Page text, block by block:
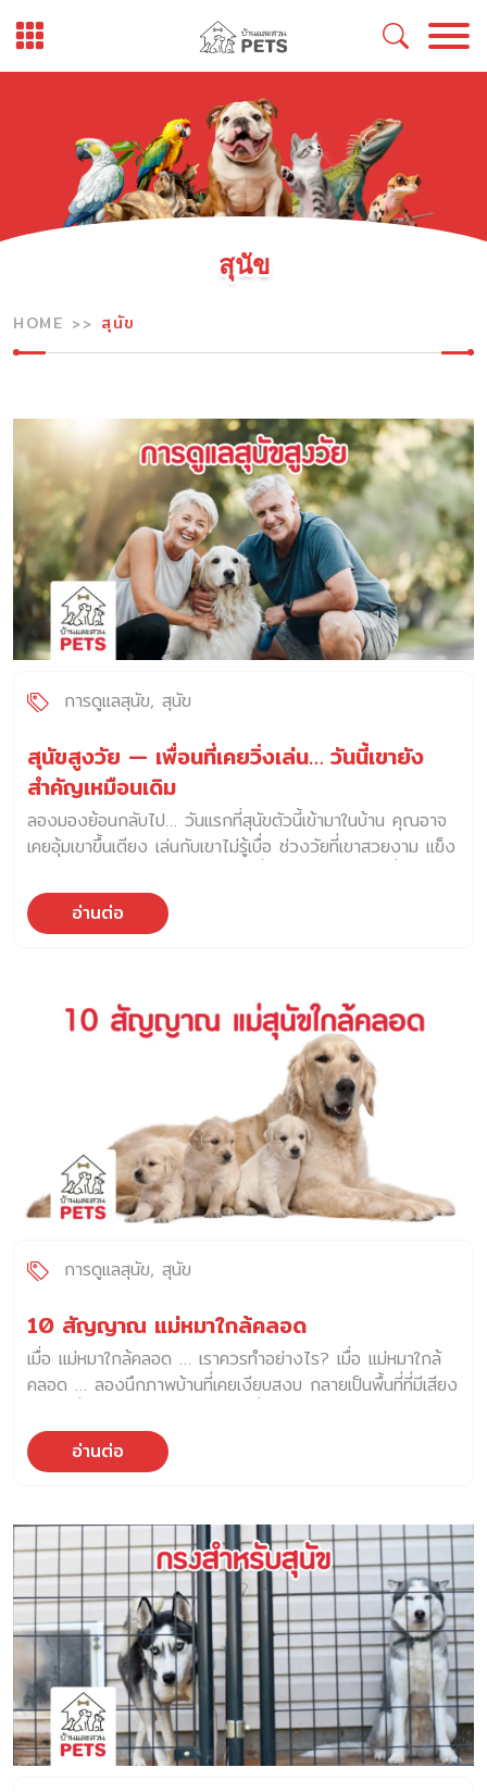
to
สุนัข
HOME สุนัข
การดูแลสุนัข สุนัข
สุนัขสูงวัย — เพื่อนที่เคยวิ่งเล่น… วันนี้เขายัง
สำคัญเหมือนเดิม
ลองมองย้อนกลับไป… วันแรกที่สุนัขตัวนี้เข้ามาในบ้าน คุณอาจ
เคยอุ้มเขาขึ้นเตียง เล่นกับเขาไม่รู้เบื่อ ช่วงวัยที่เขาสวยงาม แข็ง
ผ่านไป วันนั้นอาจเปลี่ยนไปสู่การเป็น สุนัขสูงวัย ซึ่งวันที่ขนเขา
หงอก หูเขาได้ยินไม่ชัด ตาเขามองเห็นลาง ๆ แต่หัวใจของเขา…
เศร้า และวันนี้…เขายังคงต้องการใครสักคนที่จะอยู่เคียงข้างเขา
อย่างเข้าใจ ให้กำลังใจเขาในวันที่ร่างกายอ่อนแรง ให้ความรัก
เหมือนที่เขาเคยรักเราเต็มหัวใจ ไม่ว่าร่างกายจะเปลี่ยนไปแค่ไหน
ความหมาย — “สุนัขสูงวัย” คืออะไร? สุนัขสูงวัย หรือที่เรียกว่า
Senior dog หมายถึงสุนัขที่ก้าวเข้าสู่วัยชราแล้ว อายุจริงที่จะ
เรียกว่าแก่ ขึ้นอยู่กับพันธุ์ ขนาดตัว และสุขภาพโดยรวม พูดง่าย
ๆ คือ เมื่อร่างกายเริ่มเสื่อมตามวัย อวัยวะภายในทำงานช้าลง
การเผาผลาญน้อยลง และภูมิคุ้มกันก็ลดลงตาม ช่วงอายุ —
เท่าไรถึงเรียกว่าสูงวัย? ปัจจัยที่ทำให้แก่เร็วหรือช้าก็มีได้หลาย
การเลี้ยงดู และโรคประจำพันธุ์ ปัญหาสุขภาพที่พบบ่อย […]
อ่านต่อ
การดูแลสุนัข สุนัข
10 สัญญาณ แม่หมาใกล้คลอด
เมื่อ แม่หมาใกล้คลอด … เราควรทำอย่างไร? เมื่อ แม่หมาใกล้
คลอด … ลองนึกภาพบ้านที่เคยเงียบสงบ กลายเป็นพื้นที่ที่มีเสียง
เริ่มเดินวนรอบห้อง ราวกับกำลังหาทางออกจากความรู้สึกบาง
อย่างที่อธิบายไม่ได้ เธอหยุดแล้วเลียตัวเองเงียบ ๆ เลียอีก
แค่อาการ แต่คือ “ภาษาของแม่” ภาษาที่เธอกำลังบอกเราว่า —
“ถึงเวลาแล้ว…ช่วยอยู่ตรงนี้กับฉันได้ไหม” 10 สัญญาณ แม่
หมาใกล้คลอด 1. อุณหภูมิที่ลดลง… ก่อนชีวิตจะเริ่มต้นใหม่ แม่
หมายังดูปกติดี ไม่มีท่าทีเจ็บปวด แต่หากลองวัดอุณหภูมิ
ร่างกายผ่านทวารหนัก คุณจะพบว่า จากเดิมที่เคย 38.5 องศา
เซลเซียส ค่อย ๆ ลดเหลือ 36.5 – 37 องศาเซลเซียส นี่คือ
สัญญาณเงียบ ๆ ว่า “การเปลี่ยนแปลงกำลังจะเกิดขึ้นใน 12–
24 ชั่วโมงข้างหน้า” สิ่งที่เจ้าของควรทำ คือ […]
อ่านต่อ